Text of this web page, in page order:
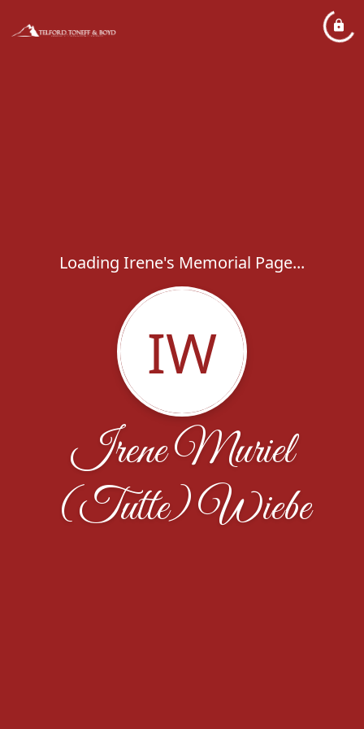
Loading Irene's Memorial Page...
IW
Irene Muriel
(Tutte) Wiebe